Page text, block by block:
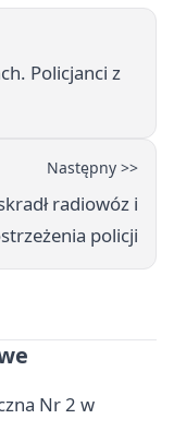
Policjanci z
Następny >>
radiowóz i
policji
Nr 2 w